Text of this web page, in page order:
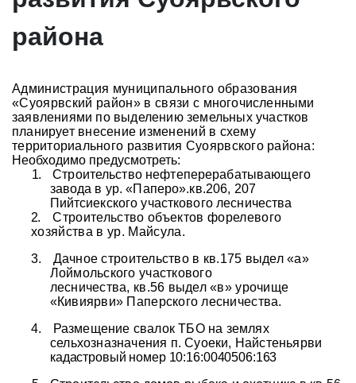
района
Администрация муниципального образования
«Суоярвский район» в связи с многочисленными
заявлениями по выделению земельных участков
планирует внесение изменений в схему
территориального развития Суоярвского района:
Необходимо предусмотреть:
1.
Строительство нефтеперерабатывающего
завода в ур. «Паперо».кв.206, 207
Пийтсиекского участкового лесничества
2.
Строительство объектов форелевого
хозяйства в ур. Майсула.
3.
Дачное строительство в кв.175 выдел «а»
Лоймольского участкового
лесничества, кв.56 выдел «в» урочище
«Кивиярви» Паперского лесничества.
4.
Размещение свалок ТБО на землях
сельхозназначения п. Суоеки, Найстеньярви
кадастровый номер 10:16:0040506:163